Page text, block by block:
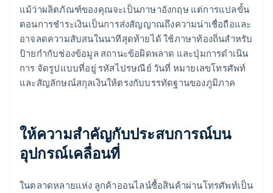
แม้ว่าผลิตภัณฑ์ของคุณจะเป็นภาษาอังกฤษ แต่การแปลขั้น
ตอนการชําระเงินเป็นการส่งสัญญาณถึงความน่าเชื่อถือและ
อาจลดความสับสนในนาทีสุดท้ายได้ ใช้ภาษาท้องถิ่นสําหรับ
ป้ายกํากับช่องข้อมูล สถานะข้อผิดพลาด และปุ่มการดําเนิน
การ จัดรูปแบบที่อยู่ รหัสไปรษณีย์ วันที่ หมายเลขโทรศัพท์
และสัญลักษณ์สกุลเงินให้ตรงกับบรรทัดฐานของภูมิภาค
ให้ความสําคัญกับประสบการณ์บน
อุปกรณ์เคลื่อนที่
ในตลาดหลายแห่ง ลูกค้าออนไลน์ซื้อสินค้าผ่านโทรศัพท์เป็น